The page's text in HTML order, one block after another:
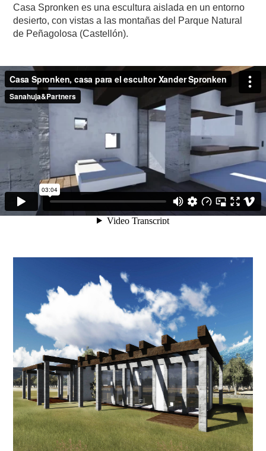
Casa Spronken es una escultura aislada en un entorno
desierto, con vistas a las montañas del Parque Natural
de Peñagolosa (Castellón).